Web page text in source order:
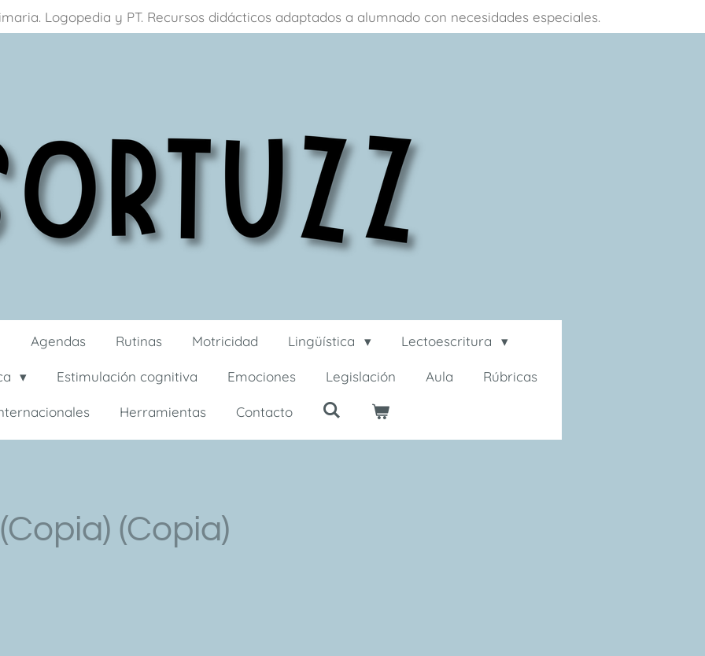
Logopedia y PT. Recursos didácticos adaptados a alumnado con necesidades especiales.
Agendas Rutinas Motricidad Lingüística Lectoescritura
Estimulación cognitiva Emociones Legislación Aula Rúbricas
Herramientas Contacto
(Copia)